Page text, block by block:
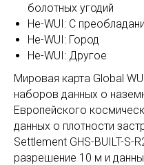
болотных угодий
Не-WUI: С
Не-WUI: Город
Не-WUI: Другое
Мировая карта Global
наборов данных о
Европейского
данных о плотности
Settlement GHS-BUILT-S-
разрешение 10 м и